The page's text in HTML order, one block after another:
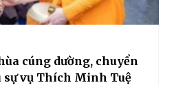
cúng dường, chuyển
sự vụ Thích Minh Tuệ